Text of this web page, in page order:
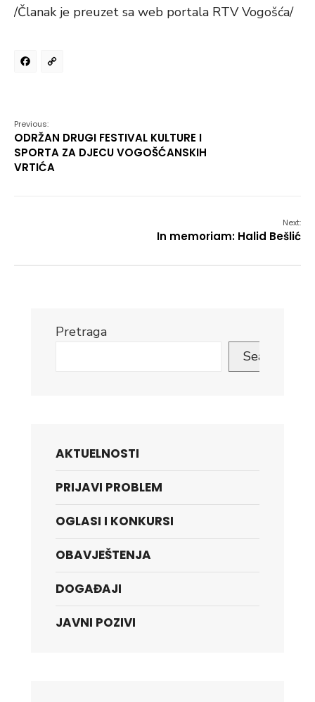
/Članak je preuzet sa web portala RTV Vogošća/
Facebook
Previous:
ODRŽAN DRUGI FESTIVAL KULTURE I
SPORTA ZA DJECU VOGOŠĆANSKIH
VRTIĆA
Next:
In memoriam: Halid Bešlić
Pretraga
Search
AKTUELNOSTI
PRIJAVI PROBLEM
OGLASI I KONKURSI
OBAVJEŠTENJA
DOGAĐAJI
JAVNI POZIVI